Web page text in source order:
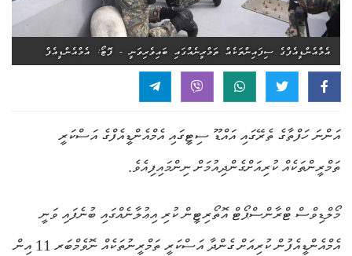
އެމްއެންޑީއެފްގެ ސިފައިންތަކެއް ތަމްރީނެއްގައި ބައިވެރިވަނީ - ފޮޓޯ: އެމްއެންޑީއެފް
އަންނަ ހަފްތާގެ ތެރޭގައި އައްޑޫ ސިޓީގައި އެމްއެންޑީއެފްގެ އަސްކަރީ
ތަމްރީންތަކެއް ކުރިއަށްގެންދިއުމަށް ނިންމައިފިއެވެ.
މޯލްޑިވްސް ޓްރާންސްޕޯޓް އޮތޯރިޓީން ކުރި އިޢުލާނެއްގައި ބުނެފައި ވަނީ
އެމްއެންޑީއެފުން ކުރިއަށް ގެންދާ އަސްކަރީ ތަމްރީނުތަކެއް ނޮވެމްބަރ 11 އިން